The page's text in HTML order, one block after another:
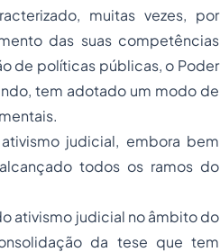
muitas vezes, por
das suas competências
de políticas públicas, o Poder
tem adotado um modo de
judicial, embora bem
todos os ramos do
ativismo judicial no âmbito do
da tese que tem